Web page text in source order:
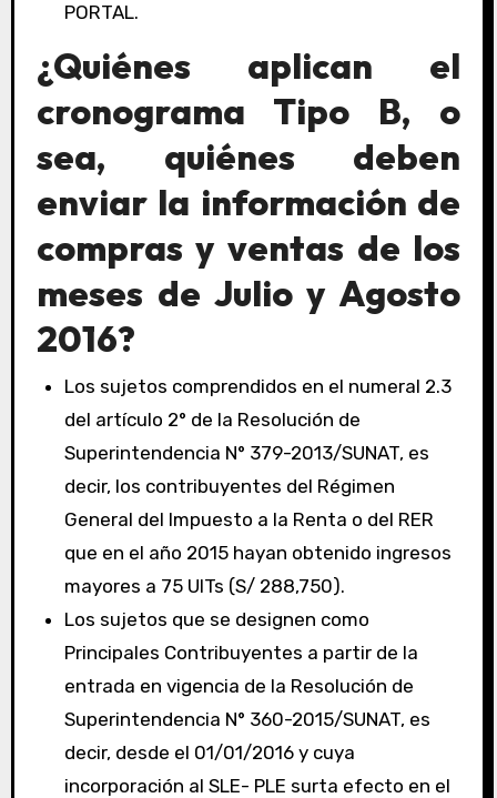
PORTAL.
¿Quiénes aplican el
cronograma Tipo B, o
sea, quiénes deben
enviar la información de
compras y ventas de los
meses de Julio y Agosto
2016?
Los sujetos comprendidos en el numeral 2.3
del artículo 2° de la Resolución de
Superintendencia N° 379-2013/SUNAT, es
decir, los contribuyentes del Régimen
General del Impuesto a la Renta o del RER
que en el año 2015 hayan obtenido ingresos
mayores a 75 UITs (S/ 288,750).
Los sujetos que se designen como
Principales Contribuyentes a partir de la
entrada en vigencia de la Resolución de
Superintendencia N° 360-2015/SUNAT, es
decir, desde el 01/01/2016 y cuya
incorporación al SLE- PLE surta efecto en el